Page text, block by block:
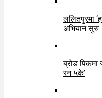
ललितपुरमा
अभियान सुरु
ब्रोड पिकमा
रन ५के’